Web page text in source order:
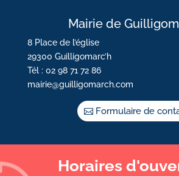
Mairie de
8 Place de l’église
29300 Guilligomarc’h
Tél : 02 98 71 72 86
mairie@guilligomarch.com
Formulaire de
Horaires